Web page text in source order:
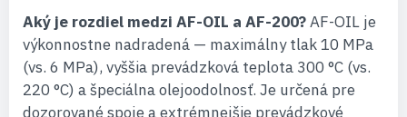
Aký je rozdiel medzi AF-OIL a AF-200?AF-OIL je
výkonnostne nadradená — maximálny tlak 10 MPa
(vs. 6 MPa), vyššia prevádzková teplota 300 °C (vs.
220 °C) a špeciálna olejoodolnosť. Je určená pre
dozorované spoje a extrémnejšie prevádzkové